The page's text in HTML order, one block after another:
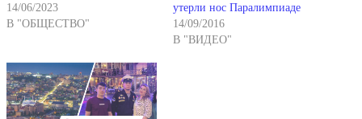
14/06/2023
В "ОБЩЕСТВО"
утерли нос Паралимпиаде
14/09/2016
В "ВИДЕО"